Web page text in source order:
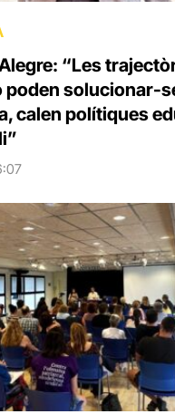
“Les
poden solucionar-
calen polítiques